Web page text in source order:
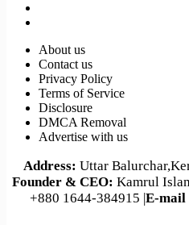
About us
Contact us
Privacy Policy
Terms of Service
Disclosure
DMCA Removal
Advertise with us
Address: Uttar
Founder & CEO: Kamrul
+880 1644-384915 |E-mail